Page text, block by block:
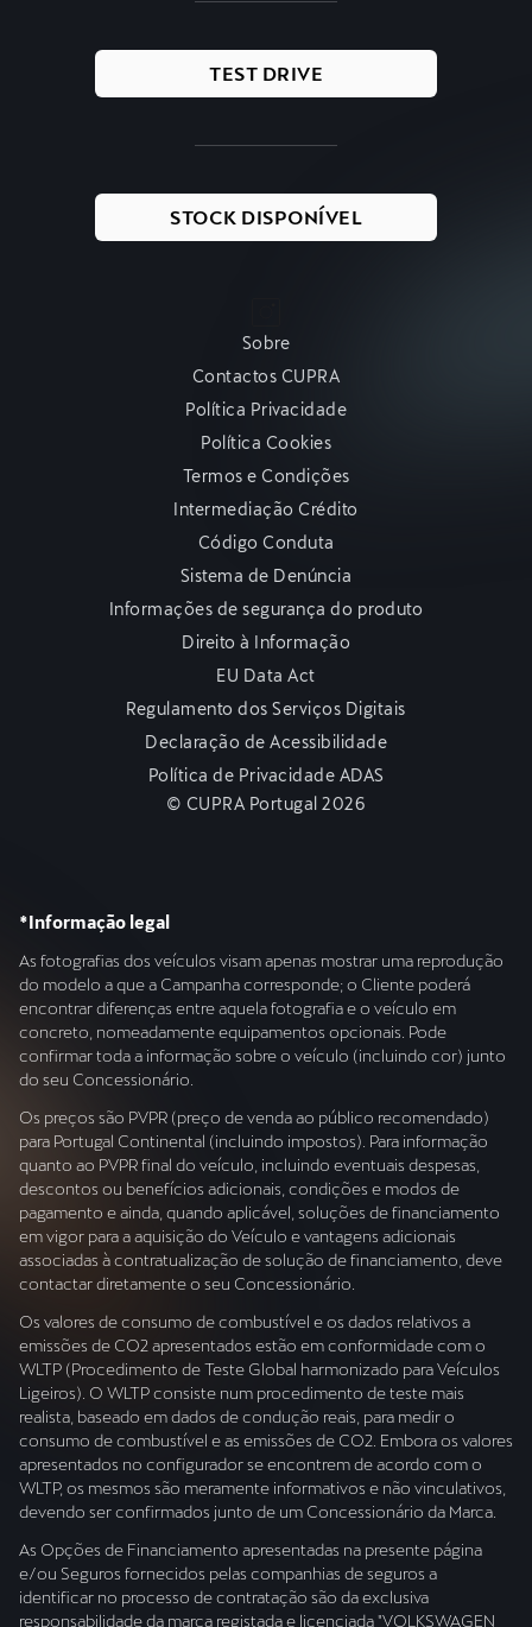
TEST DRIVE
STOCK DISPONÍVEL
Sobre
Contactos CUPRA
Política Privacidade
Política Cookies
Termos e Condições
Intermediação Crédito
Código Conduta
Sistema de Denúncia
Informações de segurança do produto
Direito à Informação
EU Data Act
Regulamento dos Serviços Digitais
Declaração de Acessibilidade
Política de Privacidade ADAS
© CUPRA Portugal 2026
*Informação legal
As fotografias dos veículos visam apenas mostrar uma reprodução
do modelo a que a Campanha corresponde; o Cliente poderá
encontrar diferenças entre aquela fotografia e o veículo em
concreto, nomeadamente equipamentos opcionais. Pode
confirmar toda a informação sobre o veículo (incluindo cor) junto
do seu Concessionário.
Os preços são PVPR (preço de venda ao público recomendado)
para Portugal Continental (incluindo impostos). Para informação
quanto ao PVPR final do veículo, incluindo eventuais despesas,
descontos ou benefícios adicionais, condições e modos de
pagamento e ainda, quando aplicável, soluções de financiamento
em vigor para a aquisição do Veículo e vantagens adicionais
associadas à contratualização de solução de financiamento, deve
contactar diretamente o seu Concessionário.
Os valores de consumo de combustível e os dados relativos a
emissões de CO2 apresentados estão em conformidade com o
WLTP (Procedimento de Teste Global harmonizado para Veículos
Ligeiros). O WLTP consiste num procedimento de teste mais
realista, baseado em dados de condução reais, para medir o
consumo de combustível e as emissões de CO2. Embora os valores
apresentados no configurador se encontrem de acordo com o
WLTP, os mesmos são meramente informativos e não vinculativos,
devendo ser confirmados junto de um Concessionário da Marca.
As Opções de Financiamento apresentadas na presente página
e/ou Seguros fornecidos pelas companhias de seguros a
identificar no processo de contratação são da exclusiva
responsabilidade da marca registada e licenciada "VOLKSWAGEN